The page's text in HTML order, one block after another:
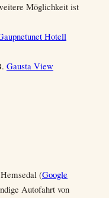
Möglichkeit ist
Hotell
Gausta View
(Google
Autofahrt von